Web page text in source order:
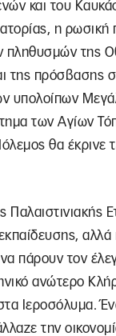
και του
η ρωσική
πληθυσμών της
της πρόσβασης
υπολοίπων
των Αγίων
θα έκρινε
πάρουν τον
ανώτερο
Ιεροσόλυμα.
την